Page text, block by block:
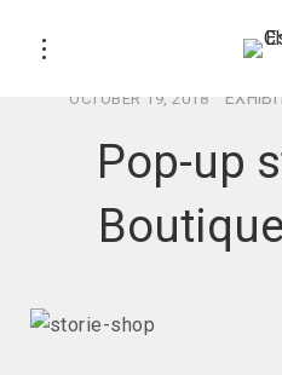
OCTOBER 19, 2018
Pop-up